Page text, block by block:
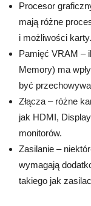
Procesor
mają różne
i możliwości karty.
Pamięć VRAM –
Memory) ma
być
Złącza – różne
jak HDMI,
monitorów.
Zasilanie –
wymagają
takiego jak